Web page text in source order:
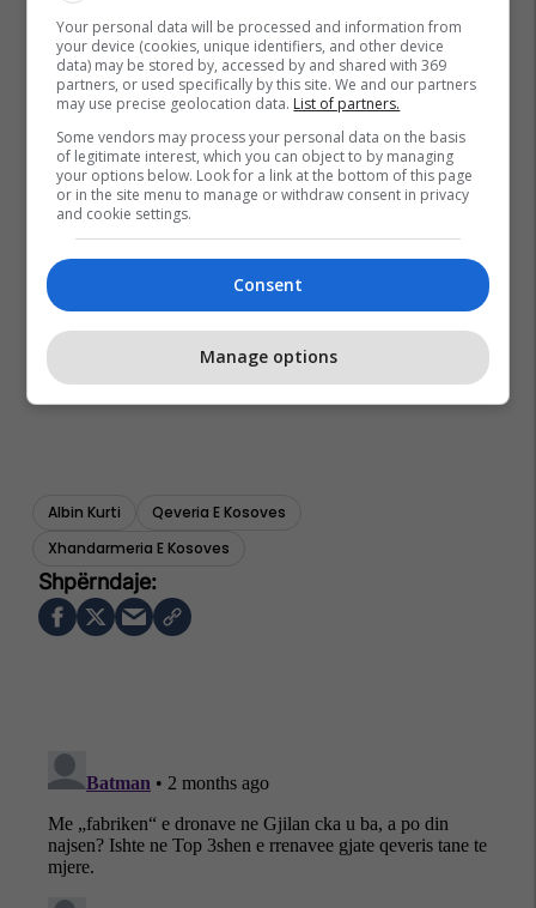
Albin Kurti
Qeveria E Kosoves
Xhandarmeria E Kosoves
Your personal data will be processed and information from
your device (cookies, unique identifiers, and other device
data) may be stored by, accessed by and shared with 369
partners, or used specifically by this site. We and our partners
may use precise geolocation data. List of partners.
Some vendors may process your personal data on the basis
of legitimate interest, which you can object to by managing
your options below. Look for a link at the bottom of this page
or in the site menu to manage or withdraw consent in privacy
and cookie settings.
Consent
Manage options